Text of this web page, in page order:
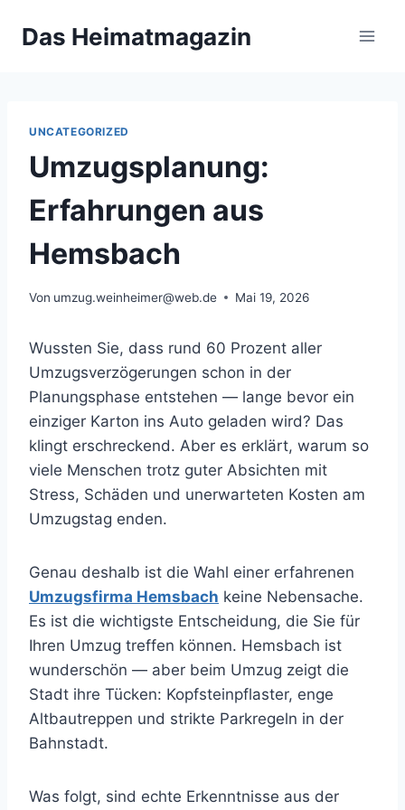
InhaltDas Heimatmagazin
UNCATEGORIZED
Umzugsplanung:
Erfahrungen aus
Hemsbach
Von umzug.weinheimer@web.de Mai 19, 2026
Wussten Sie, dass rund 60 Prozent aller
Umzugsverzögerungen schon in der
Planungsphase entstehen — lange bevor ein
einziger Karton ins Auto geladen wird? Das
klingt erschreckend. Aber es erklärt, warum so
viele Menschen trotz guter Absichten mit
Stress, Schäden und unerwarteten Kosten am
Umzugstag enden.
Genau deshalb ist die Wahl einer erfahrenen
Umzugsfirma Hemsbach keine Nebensache.
Es ist die wichtigste Entscheidung, die Sie für
Ihren Umzug treffen können. Hemsbach ist
wunderschön — aber beim Umzug zeigt die
Stadt ihre Tücken: Kopfsteinpflaster, enge
Altbautreppen und strikte Parkregeln in der
Bahnstadt.
Was folgt, sind echte Erkenntnisse aus der